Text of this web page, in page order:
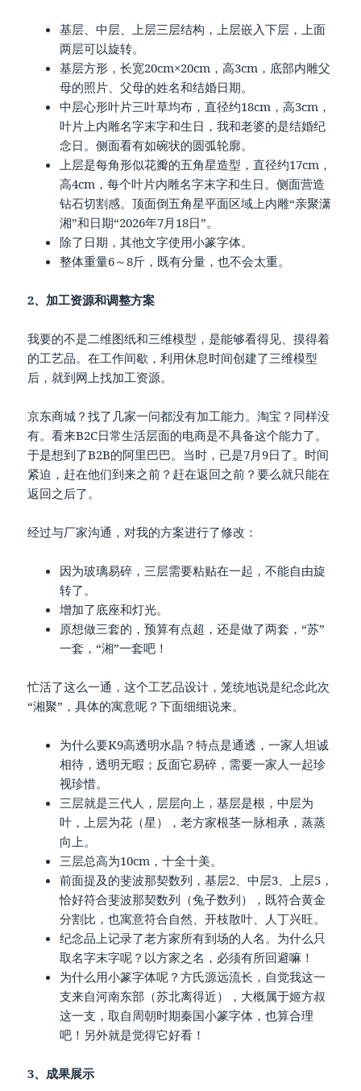
基层、中层、上层三层结构，上层嵌入下层，上面
两层可以旋转。
基层方形，长宽20cm×20cm，高3cm，底部内雕父
母的照片、父母的姓名和结婚日期。
中层心形叶片三叶草均布，直径约18cm，高3cm，
叶片上内雕名字末字和生日，我和老婆的是结婚纪
念日。侧面看有如碗状的圆弧轮廓。
上层是每角形似花瓣的五角星造型，直径约17cm，
高4cm，每个叶片内雕名字末字和生日。侧面营造
钻石切割感。顶面倒五角星平面区域上内雕“亲聚潇
湘”和日期“2026年7月18日”。
除了日期，其他文字使用小篆字体。
整体重量6～8斤，既有分量，也不会太重。
2、加工资源和调整方案
我要的不是二维图纸和三维模型，是能够看得见、摸得着
的工艺品。在工作间歇，利用休息时间创建了三维模型
后，就到网上找加工资源。
京东商城？找了几家一问都没有加工能力。淘宝？同样没
有。看来B2C日常生活层面的电商是不具备这个能力了。
于是想到了B2B的阿里巴巴。当时，已是7月9日了。时间
紧迫，赶在他们到来之前？赶在返回之前？要么就只能在
返回之后了。
经过与厂家沟通，对我的方案进行了修改：
因为玻璃易碎，三层需要粘贴在一起，不能自由旋
转了。
增加了底座和灯光。
原想做三套的，预算有点超，还是做了两套，“苏”
一套，“湘”一套吧！
忙活了这么一通，这个工艺品设计，笼统地说是纪念此次
“湘聚”，具体的寓意呢？下面细细说来。
为什么要K9高透明水晶？特点是通透，一家人坦诚
相待，透明无暇；反面它易碎，需要一家人一起珍
视珍惜。
三层就是三代人，层层向上，基层是根，中层为
叶，上层为花（星），老方家根茎一脉相承，蒸蒸
向上。
三层总高为10cm，十全十美。
前面提及的斐波那契数列，基层2、中层3、上层5，
恰好符合斐波那契数列（兔子数列），既符合黄金
分割比，也寓意符合自然、开枝散叶、人丁兴旺。
纪念品上记录了老方家所有到场的人名。为什么只
取名字末字呢？以方家之名，必须有所回避嘛！
为什么用小篆字体呢？方氏源远流长，自觉我这一
支来自河南东部（苏北离得近），大概属于姬方叔
这一支，取自周朝时期秦国小篆字体，也算合理
吧！另外就是觉得它好看！
3、成果展示